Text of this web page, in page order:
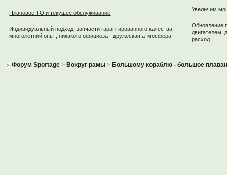
Плановое ТО и текущее обслуживание
Индивидуальный подход, запчасти гарантированного качества,
многолетний опыт, никакого официоза - дружеская атмосфера!
Увеличим
Обновление
двигателем,
расход.
Форум Sportage> Вокруг рамы> Большому кораблю - большое